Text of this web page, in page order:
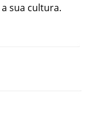
a sua cultura.